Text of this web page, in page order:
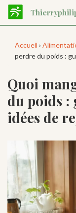
Aller
contenu
Accueil ›
perdre du poids :
Quoi
du poids :
idées de